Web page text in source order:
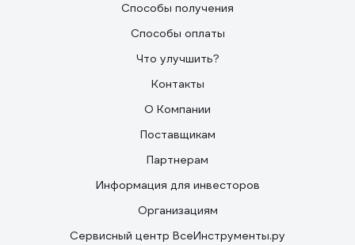
Способы получения
Способы оплаты
Что улучшить?
Контакты
О Компании
Поставщикам
Партнерам
Информация для инвесторов
Организациям
Сервисный центр ВсеИнструменты.ру